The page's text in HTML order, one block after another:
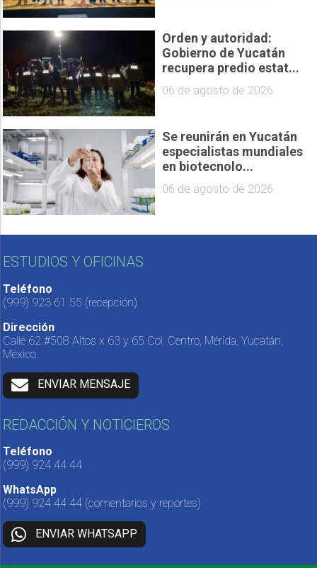
Orden y autoridad:
Gobierno de Yucatán
recupera predio estat...
06 de agosto de 2026
Se reunirán en Yucatán
especialistas mundiales
en biotecnolo...
06 de agosto de 2026
ESTUDIOS Y OFICINAS
Teléfono
(999) 923 61 55 (recepción)
Dirección
Calle 62 #508 Altos x 63 y 65 Col. Centro, Mérida, Yucatán,
México.
ENVIAR MENSAJE
REDACCIÓN Y NOTICIEROS
Teléfono
(999) 924 44 44
WhatsApp
(999) 924 44 44 (comentarios y reportes)
ENVIAR WHATSAPP